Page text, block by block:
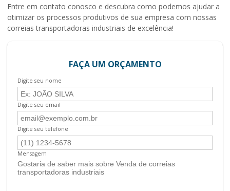
Entre em contato conosco e descubra como podemos ajudar a
otimizar os processos produtivos de sua empresa com nossas
correias transportadoras industriais de excelência!
FAÇA UM ORÇAMENTO
Digite seu nome
Digite seu email
Digite seu telefone
Mensagem